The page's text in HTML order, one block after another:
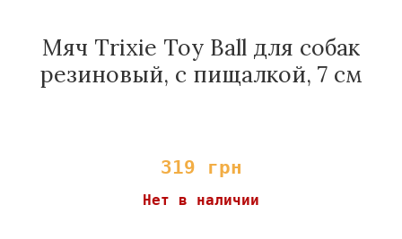
Мяч Trixie Toy Ball для собак
резиновый, с пищалкой, 7 см
319 грн
Нет в наличии